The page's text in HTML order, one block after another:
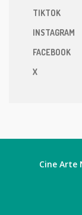
TIKTOK
INSTAGRAM
FACEBOOK
X
Cine Arte